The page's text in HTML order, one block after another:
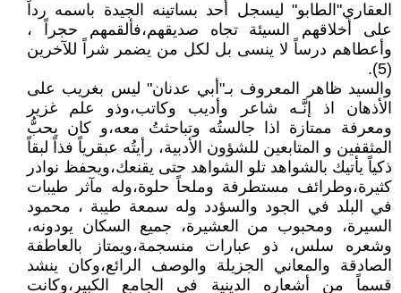
العقاري"الطابو" ليسجل أحد بساتينه الجيدة باسمه رداً
على أخلاقهم السيئة تجاه صديقهم،فألقمهم حجراً ،
وأعطاهم درساً لا ينسى بل لكل من يضمر شراً للآخرين
(5).
والسيد ظاهر المعروف بـ"أبي عدنان" ليس بغريب على
الأذهان اذ إنَّـه شاعر وأديب وكاتب،وذو علم غزير
ومعرفة ممتازة اذا جالستُه وتباحثتُ معه،و كان يحبُّ
المثقفين و المتابعين للشؤون الأدبية، رأيتُه عبقرياً فذاً لبقاً
ذكياً يأتيك بالشواهد تلو الشواهد حتى يقنعك،ويحفظ نوادر
كثيرة،وطرائف مستطرفة وملحاً حلوة،وله مآثر طيبات
في البلد في الجود والسؤدد وله سمعة طيبة ، محمود
السيرة، ومحبوب من العشيرة، جميع السكان يودونه،
وشعره سلس، ذو عبارات منسجمة،ويمتاز بالعاطفة
الصادقة والمعاني الجزيلة والوصف الرائع،وكان ينشد
قسماً من أشعاره الدينية في الجامع الكبير،وكانت